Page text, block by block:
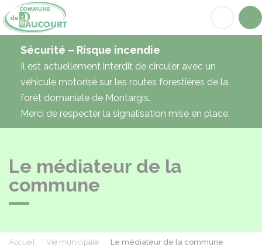
Sécurité – Risque incendie
Il est actuellement interdit de circuler avec un
véhicule motorisé sur les routes forestières de la
forêt domaniale de Montargis.
Merci de respecter la signalisation mise en place.
Le médiateur de la
commune
Accueil Vie municipale
Le médiateur de la commune